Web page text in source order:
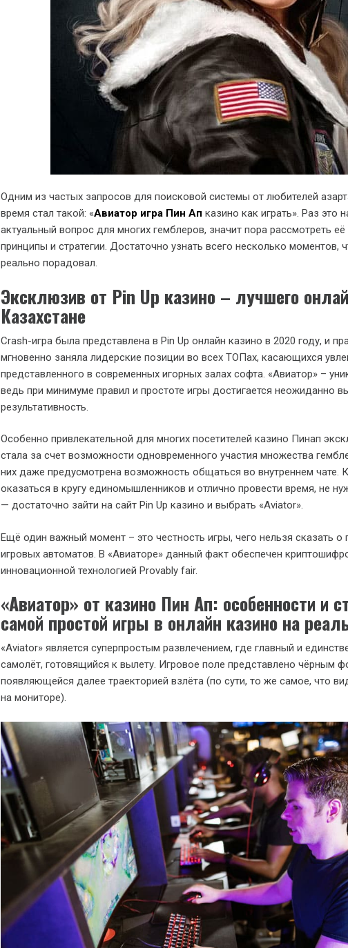
Одним из частых запросов для поисковой системы от любителей
время стал такой: «Авиатор игра Пин Ап казино как играть». Раз это
актуальный вопрос для многих гемблеров, значит пора рассмотреть
принципы и стратегии. Достаточно узнать всего несколько моментов,
реально порадовал.
Эксклюзив от Pin Up казино – лучшего
Казахстане
Crash-игра была представлена в Pin Up онлайн казино в 2020 году, и
мгновенно заняла лидерские позиции во всех ТОПах, касающихся
представленного в современных игорных залах софта. «Авиатор» –
ведь при минимуме правил и простоте игры достигается неожиданно
результативность.
Особенно привлекательной для многих посетителей казино Пинап
стала за счет возможности одновременного участия множества
них даже предусмотрена возможность общаться во внутреннем чате.
оказаться в кругу единомышленников и отлично провести время, не
— достаточно зайти на сайт Pin Up казино и выбрать «Aviator».
Ещё один важный момент – это честность игры, чего нельзя сказать о
игровых автоматов. В «Авиаторе» данный факт обеспечен
инновационной технологией Provably fair.
«Авиатор» от казино Пин Ап: особенности и
самой простой игры в онлайн казино на
«Aviator» является суперпростым развлечением, где главный и
самолёт, готовящийся к вылету. Игровое поле представлено чёрным
появляющейся далее траекторией взлёта (по сути, то же самое, что
на мониторе).